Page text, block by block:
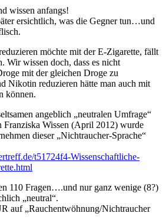
wissen anfangs!
ersichtlich, was die Gegner tun…und
möchte mit der E-Zigarette, fällt
Wir wissen doch, dass es nicht
mit der gleichen Droge zu
Nikotin reduzieren hätte man auch mit
können.
angeblich „neutralen Umfrage“
Franziska Wissen (April 2012) wurde
dieser „Nichtraucher-Sprache“
t51724f4-Wissenschaftliche-
110 Fragen….und nur ganz wenige (8?)
„neutral“.
auf „Rauchentwöhnung/Nichtraucher